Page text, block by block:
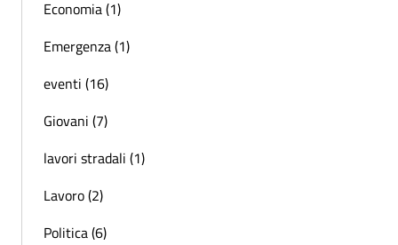
Economia (1)
Emergenza (1)
eventi (16)
Giovani (7)
lavori stradali (1)
Lavoro (2)
Politica (6)